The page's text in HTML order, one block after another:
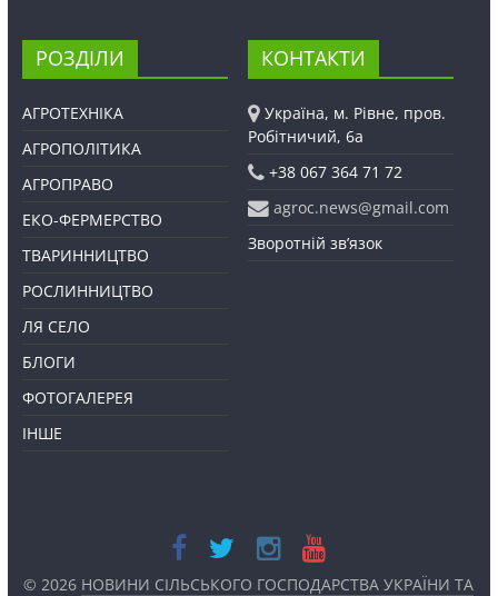
РОЗДІЛИ
АГРОТЕХНІКА
АГРОПОЛІТИКА
АГРОПРАВО
ЕКО-ФЕРМЕРСТВО
ТВАРИННИЦТВО
РОСЛИННИЦТВО
ЛЯ СЕЛО
БЛОГИ
ФОТОГАЛЕРЕЯ
ІНШЕ
КОНТАКТИ
Україна, м. Рівне, пров.
Робітничий, 6а
+38 067 364 71 72
agroc.news@gmail.com
Зворотній зв’язок
© 2026 НОВИНИ СІЛЬСЬКОГО ГОСПОДАРСТВА УКРАЇНИ ТА